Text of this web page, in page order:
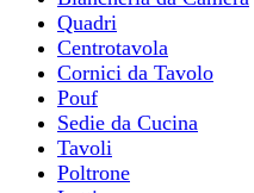
Quadri
Centrotavola
Cornici da Tavolo
Pouf
Sedie da Cucina
Tavoli
Poltrone